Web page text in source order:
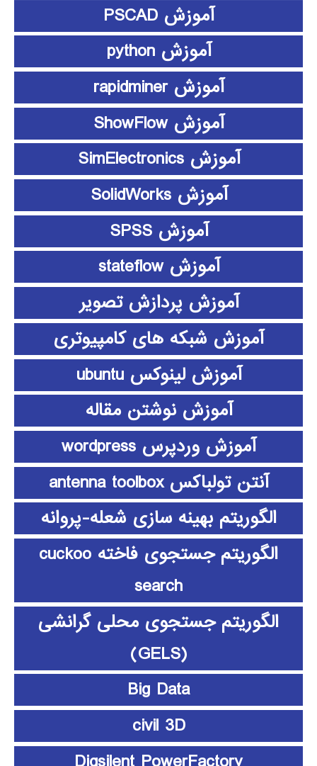
آموزش PSCAD
آموزش python
آموزش rapidminer
آموزش ShowFlow
آموزش SimElectronics
آموزش SolidWorks
آموزش SPSS
آموزش stateflow
آموزش پردازش تصویر
آموزش شبکه های کامپیوتری
آموزش لینوکس ubuntu
آموزش نوشتن مقاله
آموزش وردپرس wordpress
آنتن تولباکس antenna toolbox
الگوریتم بهینه سازی شعله-پروانه
الگوریتم جستجوی فاخته cuckoo
search
الگوریتم جستجوی محلی گرانشی
(GELS)
Big Data
civil 3D